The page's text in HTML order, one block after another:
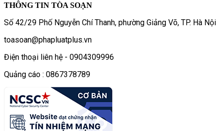
THÔNG TIN TÒA SOẠN
Số 42/29 Phố Nguyễn Chí Thanh, phường Giảng Võ, TP. Hà Nội
toasoan@phapluatplus.vn
Điện thoại liên hệ - 0904309996
Quảng cáo : 0867378789